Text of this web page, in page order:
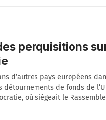
perquisitions
d’autres pays européens
de fonds de
où siégeait le